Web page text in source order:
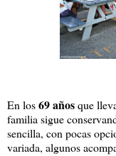
En los69 añosque
familia sigue
sencilla, con pocas
variada, algunos